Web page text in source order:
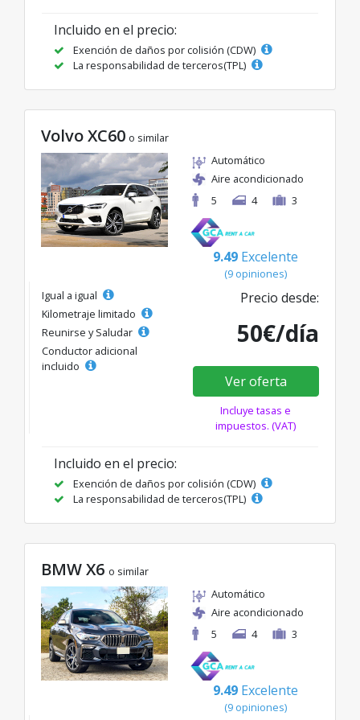
Incluido en el precio:
Exención de daños por colisión (CDW)
La responsabilidad de terceros(TPL)
Volvo XC60 o similar
Automático
Aire acondicionado
5
4 3
9.49 Excelente
(9 opiniones)
Igual a igual
Kilometraje limitado
Reunirse y Saludar
Conductor adicional
incluido
Precio desde:
50€/día
Ver oferta
Incluye tasas e
impuestos. (VAT)
Incluido en el precio:
Exención de daños por colisión (CDW)
La responsabilidad de terceros(TPL)
BMW X6 o similar
Automático
Aire acondicionado
5
4 3
9.49 Excelente
(9 opiniones)